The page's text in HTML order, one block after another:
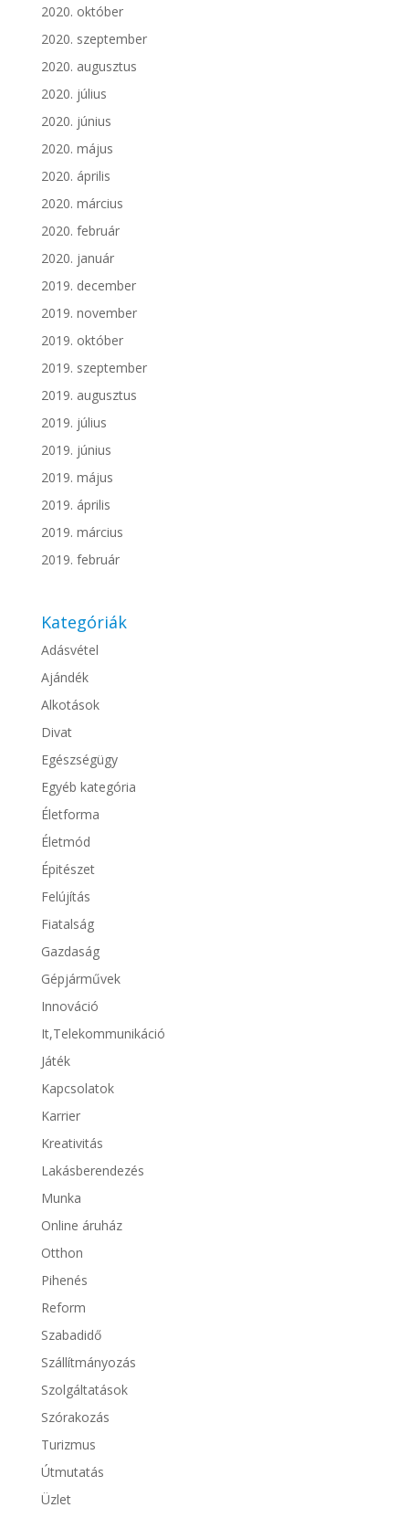
2020. október
2020. szeptember
2020. augusztus
2020. július
2020. június
2020. május
2020. április
2020. március
2020. február
2020. január
2019. december
2019. november
2019. október
2019. szeptember
2019. augusztus
2019. július
2019. június
2019. május
2019. április
2019. március
2019. február
Kategóriák
Adásvétel
Ajándék
Alkotások
Divat
Egészségügy
Egyéb kategória
Életforma
Életmód
Épitészet
Felújítás
Fiatalság
Gazdaság
Gépjárművek
Innováció
It,Telekommunikáció
Játék
Kapcsolatok
Karrier
Kreativitás
Lakásberendezés
Munka
Online áruház
Otthon
Pihenés
Reform
Szabadidő
Szállítmányozás
Szolgáltatások
Szórakozás
Turizmus
Útmutatás
Üzlet